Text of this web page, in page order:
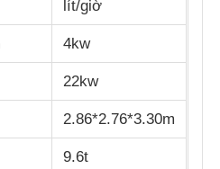
lít/giờ
4kw
22kw
2.86*2.76*3.30m
9.6t